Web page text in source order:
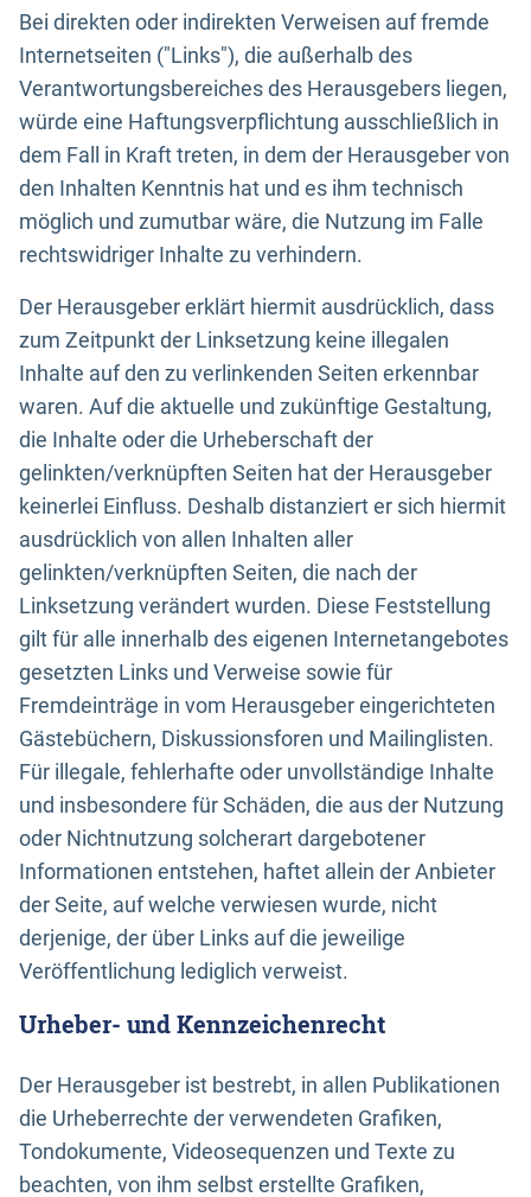
Bei direkten oder indirekten Verweisen auf fremde
Internetseiten ("Links"), die außerhalb des
Verantwortungsbereiches des Herausgebers liegen,
würde eine Haftungsverpflichtung ausschließlich in
dem Fall in Kraft treten, in dem der Herausgeber von
den Inhalten Kenntnis hat und es ihm technisch
möglich und zumutbar wäre, die Nutzung im Falle
rechtswidriger Inhalte zu verhindern.
Der Herausgeber erklärt hiermit ausdrücklich, dass
zum Zeitpunkt der Linksetzung keine illegalen
Inhalte auf den zu verlinkenden Seiten erkennbar
waren. Auf die aktuelle und zukünftige Gestaltung,
die Inhalte oder die Urheberschaft der
gelinkten/verknüpften Seiten hat der Herausgeber
keinerlei Einfluss. Deshalb distanziert er sich hiermit
ausdrücklich von allen Inhalten aller
gelinkten/verknüpften Seiten, die nach der
Linksetzung verändert wurden. Diese Feststellung
gilt für alle innerhalb des eigenen Internetangebotes
gesetzten Links und Verweise sowie für
Fremdeinträge in vom Herausgeber eingerichteten
Gästebüchern, Diskussionsforen und Mailinglisten.
Für illegale, fehlerhafte oder unvollständige Inhalte
und insbesondere für Schäden, die aus der Nutzung
oder Nichtnutzung solcherart dargebotener
Informationen entstehen, haftet allein der Anbieter
der Seite, auf welche verwiesen wurde, nicht
derjenige, der über Links auf die jeweilige
Veröffentlichung lediglich verweist.
Urheber- und Kennzeichenrecht
Der Herausgeber ist bestrebt, in allen Publikationen
die Urheberrechte der verwendeten Grafiken,
Tondokumente, Videosequenzen und Texte zu
beachten, von ihm selbst erstellte Grafiken,